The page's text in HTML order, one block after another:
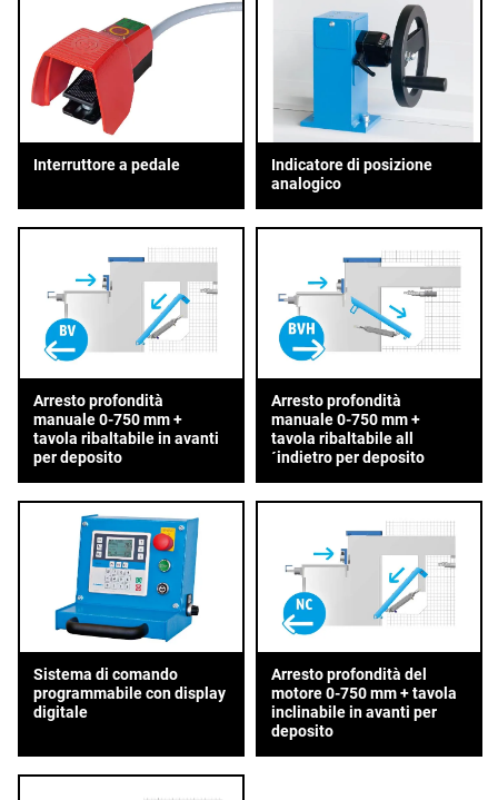
Interruttore a pedale
Indicatore di posizione
analogico
Arresto profondità
manuale 0-750 mm +
tavola ribaltabile in avanti
per deposito
Arresto profondità
manuale 0-750 mm +
tavola ribaltabile all
´indietro per deposito
Sistema di comando
programmabile con display
digitale
Arresto profondità del
motore 0-750 mm + tavola
inclinabile in avanti per
deposito